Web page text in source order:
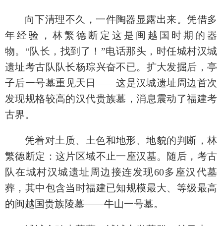
向下清理不久，一件陶器显露出来。凭借多
年经验，林繁德断定这是闽越国时期的器
物。“队长，找到了！”电话那头，时任城村汉城
遗址考古队队长杨琮兴奋不已。扩大发掘后，亭
子后一号墓重见天日——这是汉城遗址周边首次
发现规格较高的汉代贵族墓，消息震动了福建考
古界。
凭着对土质、土色和地形、地貌的判断，林
繁德断定：这片区域不止一座汉墓。随后，考古
队在城村汉城遗址周边接连发现60多座汉代墓
葬，其中包含当时福建已知规模最大、等级最高
的闽越国贵族陵墓——牛山一号墓。